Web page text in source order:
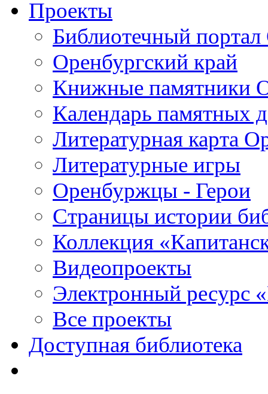
Проекты
Библиотечный портал
Оренбургский край
Книжные памятники
Календарь памятных
Литературная карта
Литературные игры
Оренбуржцы - Герои
Страницы истории
Коллекция
Видеопроекты
Электронный ресурс
Все проекты
Доступная библиотека